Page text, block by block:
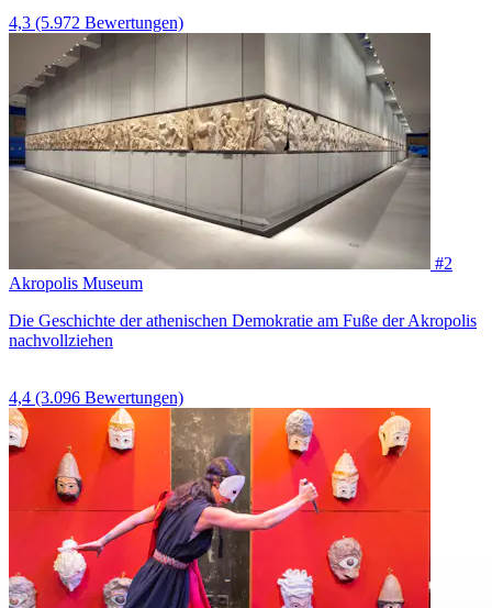
4,3 (5.972 Bewertungen)
#2
Akropolis Museum
Die Geschichte der athenischen Demokratie am Fuße der Akropolis
nachvollziehen
4,4 (3.096 Bewertungen)